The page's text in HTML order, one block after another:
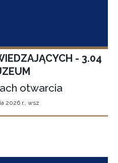
- 3.04
otwarcia
2026 r., wsz